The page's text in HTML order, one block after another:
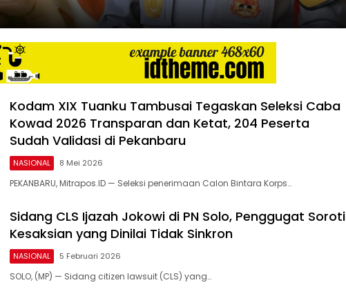
Kodam XIX Tuanku Tambusai Tegaskan Seleksi Caba
Kowad 2026 Transparan dan Ketat, 204 Peserta
Sudah Validasi di Pekanbaru
NASIONAL 8 Mei 2026
PEKANBARU, Mitrapos.ID — Seleksi penerimaan Calon Bintara Korps…
Sidang CLS Ijazah Jokowi di PN Solo, Penggugat Soroti
Kesaksian yang Dinilai Tidak Sinkron
NASIONAL 5 Februari 2026
SOLO, (MP) — Sidang citizen lawsuit (CLS) yang…